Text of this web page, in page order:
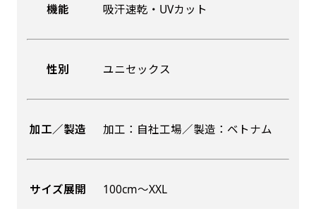
機能 吸汗速乾・UVカット
性別 ユニセックス
加工／製造 加工：自社工場／製造：ベトナム
サイズ展開 100cm〜XXL